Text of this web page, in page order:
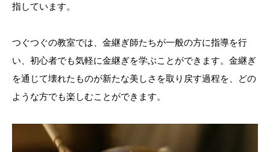
指しています。
つぐつぐの教室では、金継ぎ師たちが一般の方に指導を行
い、初心者でも気軽に金継ぎを学ぶことができます。金継ぎ
を通じて壊れたものが新たな美しさを取り戻す過程を、どの
ような方でも楽しむことができます。